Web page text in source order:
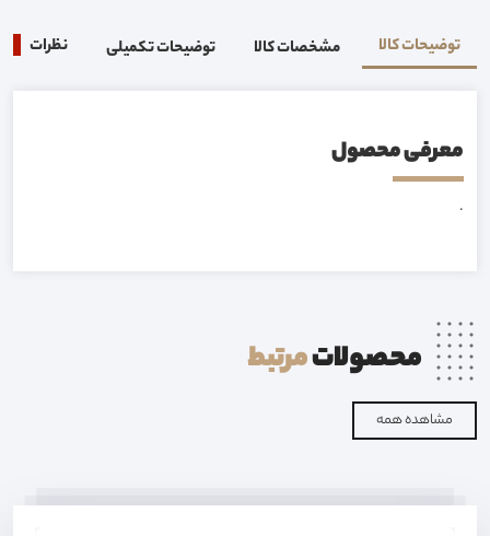
توضیحات کالا مشخصات کالا توضیحات تکمیلی نظرات
معرفی محصول
.
محصولاتمرتبط
مشاهده همه